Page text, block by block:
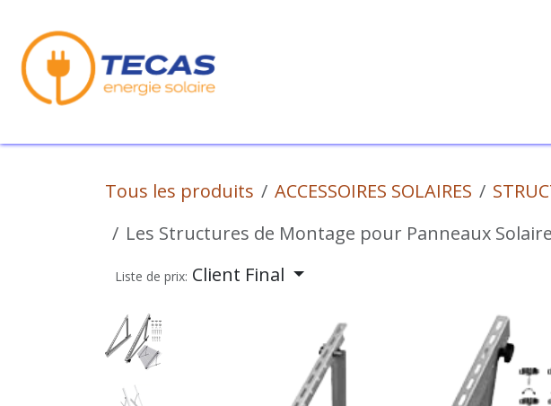
Tous les produits ACCESSOIRES SOLAIRES
Les Structures de Montage pour Panneaux Solaire
Liste de prix: Client Final